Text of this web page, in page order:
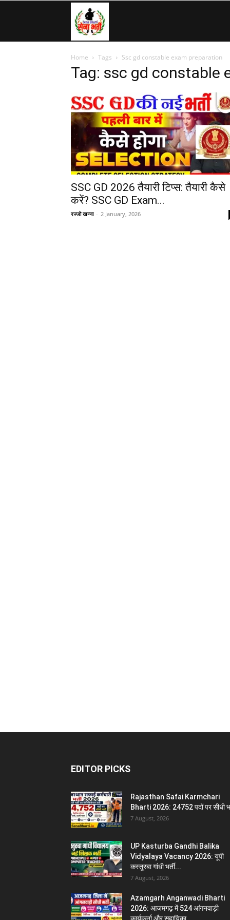
»
Army,
Navy,
Airforce,
Home Tags Ssc gd constable exam preparation
Tag: ssc gd constable
SSC GD 2026 तैयारी टिप्स: तैयारी कैसे
करें? SSC GD Exam...
रज्जो खन्ना - 2 January, 2026
EDITOR PICKS
Rajasthan Safai Karmchari
Bharti 2026: 24752 पदों पर सीधी
7 August, 2026
UP Kasturba Gandhi Balika
Vidyalaya Vacancy 2026: यूपी
कस्तूरबा गांधी भर्ती...
7 August, 2026
Azamgarh Anganwadi Bharti
2026: आजमगढ़ में 524 आंगनवाड़ी